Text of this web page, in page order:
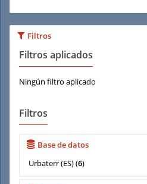
Filtros
Filtros aplicados
Ningún filtro aplicado
Filtros
Base de datos
Urbaterr (ES)(6)